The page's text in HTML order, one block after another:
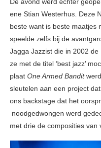
De avond werd echter
ene Stian Westerhus. Deze
beste want is beste maatjes
speelde zelfs bij de
Jagga Jazzist die in 2002
ze met de titel ‘best jazz’
plaat One Armed Bandit
sleutelen aan een project dat
ons backstage dat het
noodgedwongen werd
met drie de composities van